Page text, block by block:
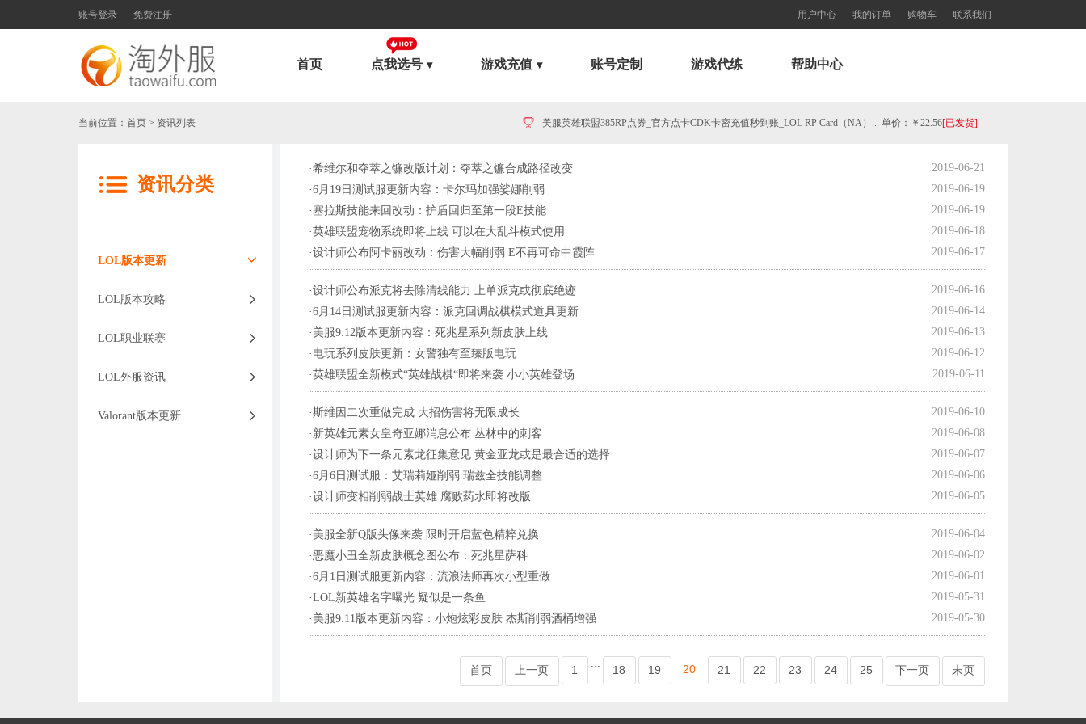
账号登录 免费注册 用户中心 我的订单 购物车 联系我们
首页 点我选号 游戏充值 账号定制 游戏代练 帮助中心
当前位置： 首页 > 资讯列表 美服英雄联盟385RP点券_官方点卡CDK卡密充值秒到账_LOL RP Card（NA）... 单价：￥22.56[已发货]
欧服瓦罗兰特325VP点数_官方点卡CDK卡密充值秒到账_Valorant Points Card（EU）... 单价：￥21.89 [已发货]
欧服瓦罗兰特3550VP点数_官方点卡CDK卡密充值秒到账_Valorant Points Card（EU... 单价：￥227.18 [已发货]
西欧服（EU West）英雄联盟1680RP点券_官方点卡CDK卡密充值秒到账_LOL RP Card... 单价：￥89.55 [已发货]
【老号不封-纯净全新】（可直接排位）英雄联盟西欧服30级以上账号，20+随机英雄 36000+蓝色精粹（金... 单价：￥99[已发货]
欧服瓦罗兰特11000VP点数_官方点卡CDK卡密充值秒到账_Valorant Points Card（E... 单价：￥689.54[已发货]
美服瓦罗兰特2575VP点数_官方点卡CDK卡密充值秒到账_Valorant Points Card（NA... 单价：￥160.56[已发货]
【老号不封-纯净全新】英雄联盟西欧服30级以上账号，40000+蓝色精粹（金币），登录账号简洁好记、支持立... 单价：￥29 [交易成功]
【代充】美服瓦罗兰特3650VP点数_需要提供游戏账号密码_安全充值快速到账五分钟内上号充值_Valora... 单价：￥184.07[已发货]
美服英雄联盟1680RP点券_官方点卡CDK卡密充值秒到账_LOL RP Card（NA）... 单价：￥89.55[已发货]
美服英雄联盟1240RP点券_官方点卡CDK卡密充值秒到账_LOL RP Card（NA）... 单价：￥64.68
美服瓦罗兰特8700VP点数_官方点卡CDK卡密充值秒到账_Valorant Points Card（NA... 单价：￥517.39[已发货]
资讯分类
LOL版本更新
LOL版本攻略
LOL职业联赛
LOL外服资讯
Valorant版本更新
·希维尔和夺萃之镰改版计划：夺萃之镰合成路径改变
2019-06-21
·6月19日测试服更新内容：卡尔玛加强娑娜削弱
2019-06-19
·塞拉斯技能来回改动：护盾回归至第一段E技能
2019-06-19
·英雄联盟宠物系统即将上线 可以在大乱斗模式使用
2019-06-18
·设计师公布阿卡丽改动：伤害大幅削弱 E不再可命中霞阵 2019-06-17
·设计师公布派克将去除清线能力 上单派克或彻底绝迹
2019-06-16
·6月14日测试服更新内容：派克回调战棋模式道具更新
2019-06-14
· 美服9.12版本更新内容：死兆星系列新皮肤上线
2019-06-13
· 电玩系列皮肤更新：女警独有至臻版电玩
2019-06-12
·英雄联盟全新模式“英雄战棋“即将来袭 小小英雄登场 2019-06-11
·斯维因二次重做完成 大招伤害将无限成长
2019-06-10
· 新英雄元素女皇奇亚娜消息公布 丛林中的刺客
2019-06-08
·设计师为下一条元素龙征集意见 黄金亚龙或是最合适的选择
2019-06-07
·6月6日测试服：艾瑞莉娅削弱 瑞兹全技能调整
2019-06-06
·设计师变相削弱战士英雄 腐败药水即将改版 2019-06-05
· 美服全新Q版头像来袭 限时开启蓝色精粹兑换
2019-06-04
·恶魔小丑全新皮肤概念图公布：死兆星萨科
2019-06-02
·6月1日测试服更新内容：流浪法师再次小型重做
2019-06-01
·LOL新英雄名字曝光 疑似是一条鱼
2019-05-31
· 美服9.11版本更新内容：小炮炫彩皮肤 杰斯削弱酒桶增强 2019-05-30
首页 上一页 1 18 19 20 21 22 23 24 25 下一页 末页